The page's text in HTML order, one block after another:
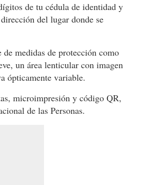
de tu cédula de identidad y
del lugar donde se
medidas de protección como
un área lenticular con imagen
ópticamente variable.
microimpresión y código QR,
de las Personas.